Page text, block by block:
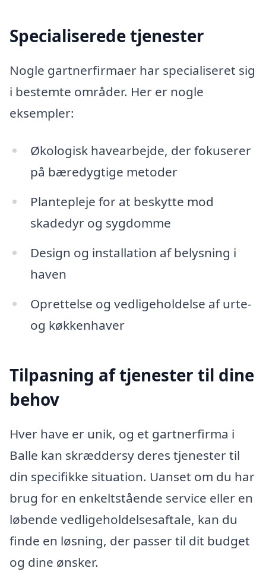
Specialiserede tjenester
Nogle gartnerfirmaer har specialiseret sig
i bestemte områder. Her er nogle
eksempler:
Økologisk havearbejde, der fokuserer
på bæredygtige metoder
Plantepleje for at beskytte mod
skadedyr og sygdomme
Design og installation af belysning i
haven
Oprettelse og vedligeholdelse af urte-
og køkkenhaver
Tilpasning af tjenester til dine
behov
Hver have er unik, og et gartnerfirma i
Balle kan skræddersy deres tjenester til
din specifikke situation. Uanset om du har
brug for en enkeltstående service eller en
løbende vedligeholdelsesaftale, kan du
finde en løsning, der passer til dit budget
og dine ønsker.